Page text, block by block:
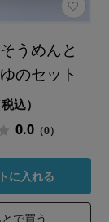
うめんと
のセット
税込）
0.0 （0）
に入れる
で買う